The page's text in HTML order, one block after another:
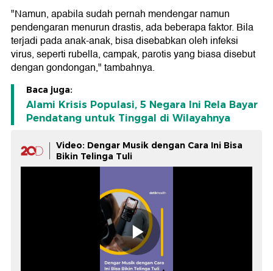
"Namun, apabila sudah pernah mendengar namun
pendengaran menurun drastis, ada beberapa faktor. Bila
terjadi pada anak-anak, bisa disebabkan oleh infeksi
virus, seperti rubella, campak, parotis yang biasa disebut
dengan gondongan," tambahnya.
Baca juga:
Alami Krisis Populasi, 5 Negara Ini Rela Bayar
Pendatang untuk Tinggal di Wilayahnya
Video: Dengar Musik dengan Cara Ini Bisa
Bikin Telinga Tuli